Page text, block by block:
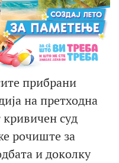
прибрани
на претходна
суд
рочиште за
и доколку